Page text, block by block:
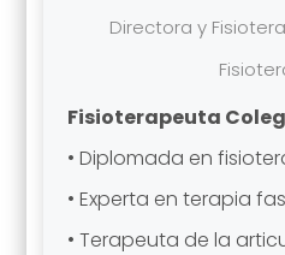
Directora y
Fisioterapeuta
• Diplomada en
• Experta en terapia
• Terapeuta de la